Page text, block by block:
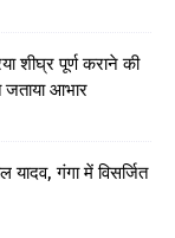
शीघ्र पूर्ण कराने की
जताया आभार
यादव, गंगा में विसर्जित